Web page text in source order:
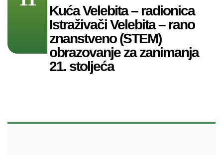
Kuća Velebita – radionica
Istraživači Velebita – rano
znanstveno (STEM)
obrazovanje za zanimanja
21. stoljeća